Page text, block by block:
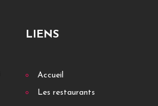
LIENS
Accueil
Les restaurants